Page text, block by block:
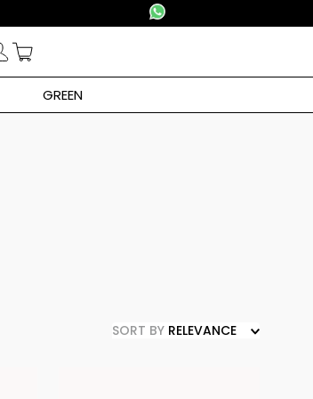
GREEN
SORT BY RELEVANCE